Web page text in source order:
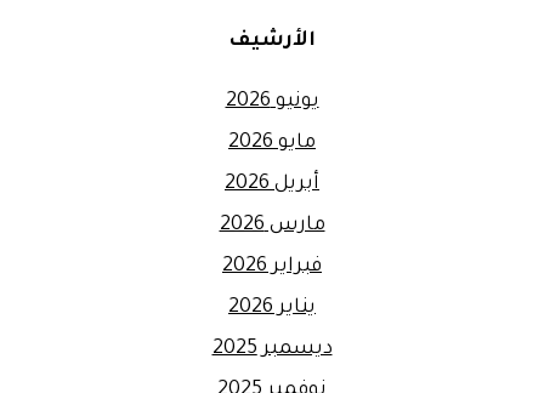
الأرشيف
يونيو 2026
مايو 2026
أبريل 2026
مارس 2026
فبراير 2026
يناير 2026
ديسمبر 2025